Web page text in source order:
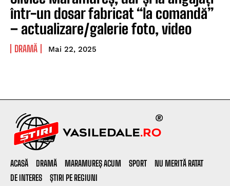
într-un dosar fabricat “la comandă”
– actualizare/galerie foto, video
DRAMĂ Mai 22, 2025
ACASĂ DRAMĂ MARAMUREȘ ACUM SPORT
NU MERITĂ RATAT
DE INTERES
ȘTIRI PE REGIUNI